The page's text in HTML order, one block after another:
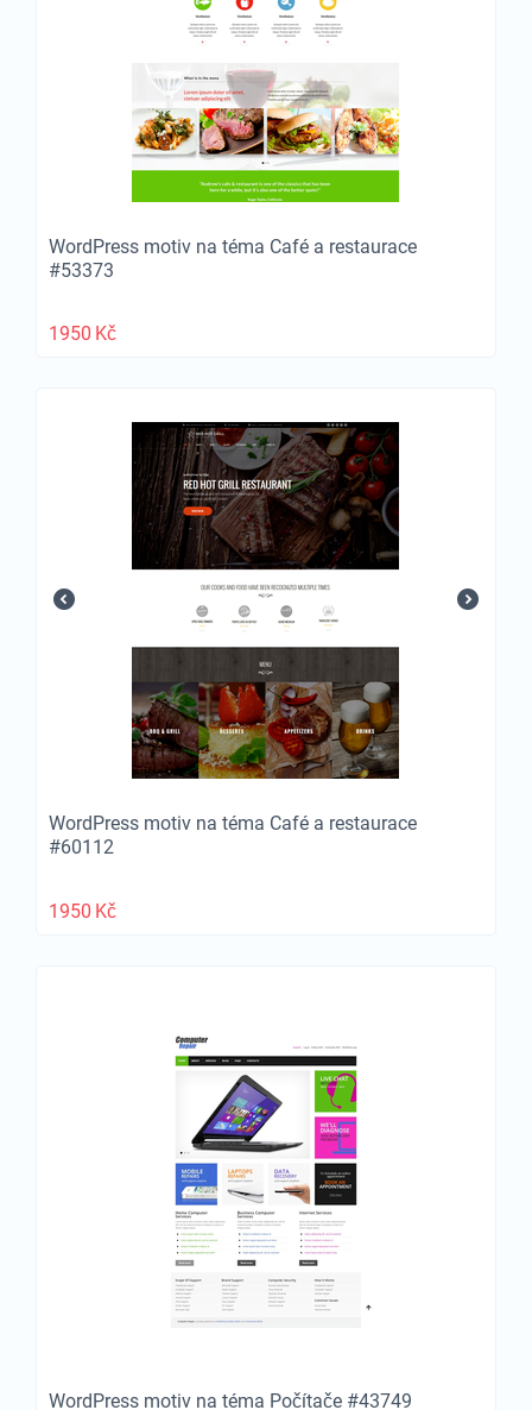
WordPress motiv na téma Café a restaurace
#53373
1950 Kč
WordPress motiv na téma Café a restaurace
#60112
1950 Kč
WordPress motiv na téma Počítače #43749